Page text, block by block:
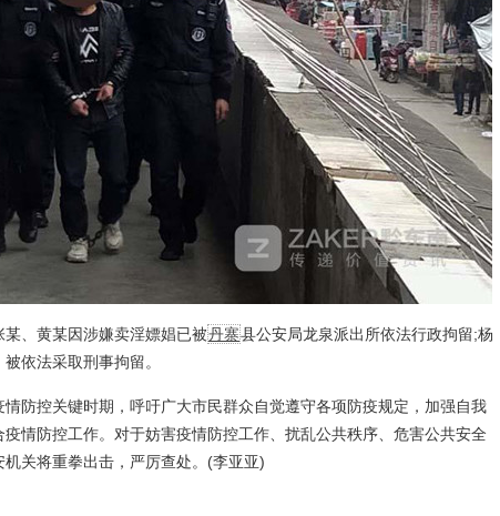
、黄某因涉嫌卖淫嫖娼已被丹寨县公安局龙泉派出所依法行政拘留;杨
依法采取刑事拘留。
控关键时期，呼吁广大市民群众自觉遵守各项防疫规定，加强自我
情防控工作。对于妨害疫情防控工作、扰乱公共秩序、危害公共安全
关将重拳出击，严厉查处。(李亚亚)